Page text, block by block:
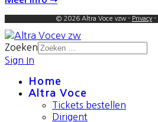
© 2026 Altra Voce vzw - Privacy -
Zoeken
Sign In
Home
Altra Voce
Tickets bestellen
Dirigent